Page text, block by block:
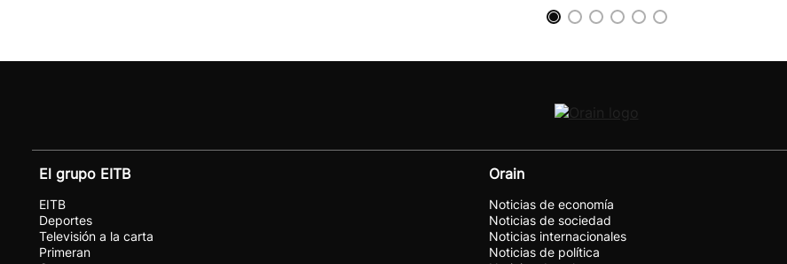
El grupo EITB
EITB
Deportes
Televisión a la carta
Primeran
Orain
Noticias de economía
Noticias de sociedad
Noticias internacionales
Noticias de política